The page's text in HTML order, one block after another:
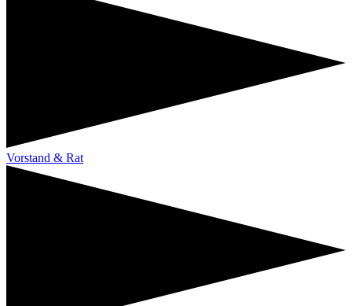
Vorstand & Rat